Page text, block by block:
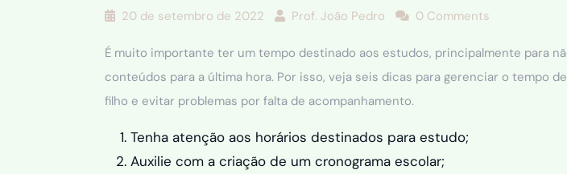
20 de setembro de 2022 Prof. João Pedro 0 Comments
É muito importante ter um tempo destinado aos estudos, principalmente para
conteúdos para a última hora. Por isso, veja seis dicas para gerenciar o tempo
filho e evitar problemas por falta de acompanhamento.
Tenha atenção aos horários destinados para estudo;
Auxilie com a criação de um cronograma escolar;